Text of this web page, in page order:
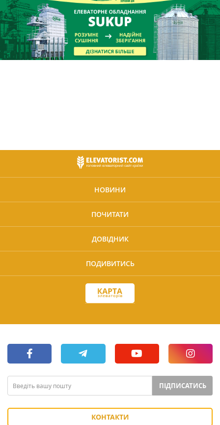
НОВИНИ
ПОЧИТАТИ
ДОВІДНИК
ПОДИВИТИСЬ
ПІДПИСАТИСЬ
КОНТАКТИ